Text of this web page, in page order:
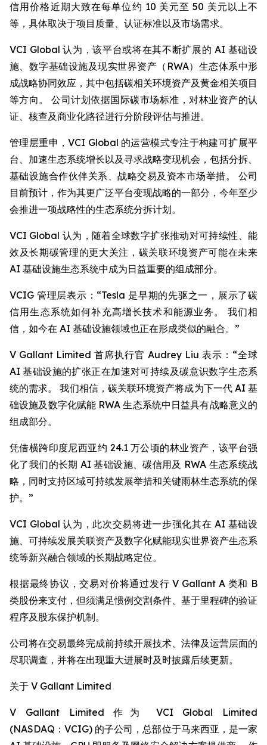
信用价格近期大致在每单位约 10 美元至 50 美元以上不
等，具体取决于项目质量、认证标准以及市场需求。
VCI Global 认为，该平台或将在其不断扩展的 AI 基础设
施、数字基础设施及现实世界资产（RWA）生态体系中形
成战略协同效应，其中包括碳相关环境资产及黄金相关项目
等方向。 公司计划依据国际碳市场标准，对林业资产的认
证、核查及商业化路径进行分阶段评估与推进。
管理层重申，VCI Global 的运营模式专注于构建可扩展平
台、加速生态系统增长以及寻求战略变现机会，包括分拆、
基础设施合作伙伴关系、战略交易及资本市场举措。 公司
目前预计，作为其更广泛平台变现战略的一部分，今年至少
会推进一项战略性的生态系统分拆计划。
VCI Global 认为，随着全球数字扩张推动对可持续性、能
效及长期碳管理的更大关注，碳关联环境资产可能在未来
AI 基础设施生态系统中成为日益重要的组成部分。
VCIG 管理层表示：“Tesla 是早期的先驱之一，展示了碳
信用生态系统如何补充高增长技术和能源业务。 我们相
信，如今在 AI 基础设施领域也正在形成类似的融合。”
V Gallant Limited 首席执行官 Audrey Liu 表示：“全球
AI 基础设施的扩张正在加速对可持续及碳意识数字生态系
统的需求。 我们相信，碳关联环境资产将成为下一代 AI 基
础设施及数字化赋能 RWA 生态系统中日益具有战略意义的
组成部分。
凭借横跨印度尼西亚约 24.1 万公顷的林业资产，该平台强
化了我们的长期 AI 基础设施、碳信用及 RWA 生态系统战
略，同时支持区域可持续发展举措和关键雨林生态系统的保
护。”
VCI Global 认为，此次交易将进一步强化其在 AI 基础设
施、可持续发展关联资产及数字化赋能现实世界资产生态系
统等新兴融合领域的长期战略定位。
根据最终协议，交易对价将通过发行 V Gallant A 类和 B
类股份来支付，但须满足惯例交割条件、基于里程碑的验证
程序及股东保护机制。
公司将在交易最终完成前持续开展技术、法律及运营层面的
尽职调查，并将在出现重大进展时及时披露后续更新。
关于 V Gallant Limited
V Gallant Limited 作为 VCI Global Limited
(NASDAQ：VCIG) 的子公司，总部位于马来西亚，是一家